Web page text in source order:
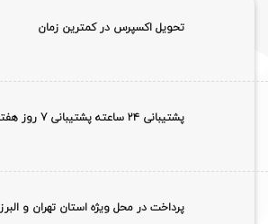
تحویل اکسپرس در کمترین زمان
پشتیبانی ۲۴ ساعته پشتیبانی 7 روز هفته
پرداخت در محل ویژه استان تهران و البرز